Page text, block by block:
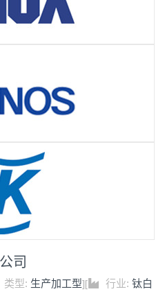
司
类型: 生产加工型][ 行业: 钛白